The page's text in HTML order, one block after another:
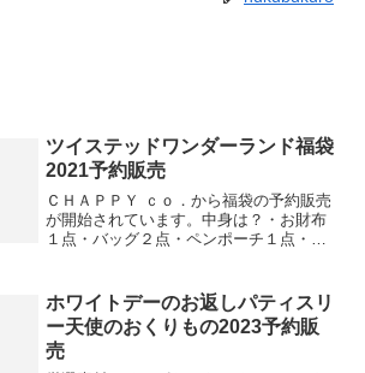
ツイステッドワンダーランド福袋
2021予約販売
ＣＨＡＰＰＹ ｃｏ．から福袋の予約販売
が開始されています。中身は？・お財布
１点・バッグ２点・ペンポーチ１点・フ
みる必ず手に入れたい人は早めの在庫確
認をお願いします。NU...
ホワイトデーのお返しパティスリ
ー天使のおくりもの2023予約販
売